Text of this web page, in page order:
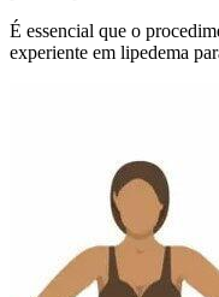
É essencial que o
experiente em lipedema